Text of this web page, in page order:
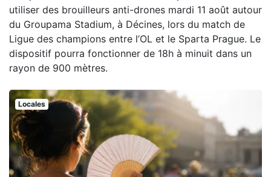
utiliser des brouilleurs anti-drones mardi 11 août autour
du Groupama Stadium, à Décines, lors du match de
Ligue des champions entre l’OL et le Sparta Prague. Le
dispositif pourra fonctionner de 18h à minuit dans un
rayon de 900 mètres.
Locales